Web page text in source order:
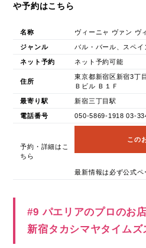
や予約はこちら
名称 ヴィーニャ ヴァン ヴ
ジャンル バル・バール、スペイ
ネット予約 ネット予約可能
住所
東京都新宿区新宿3
Ｂビル Ｂ１Ｆ
最寄り駅 新宿三丁目駅
電話番号 050-5869-1918 03-
予約・詳細はこ
ちら
この
最新情報は必ず公式ペ
#9 パエリアのプロのお
新宿タカシマヤタイムズ